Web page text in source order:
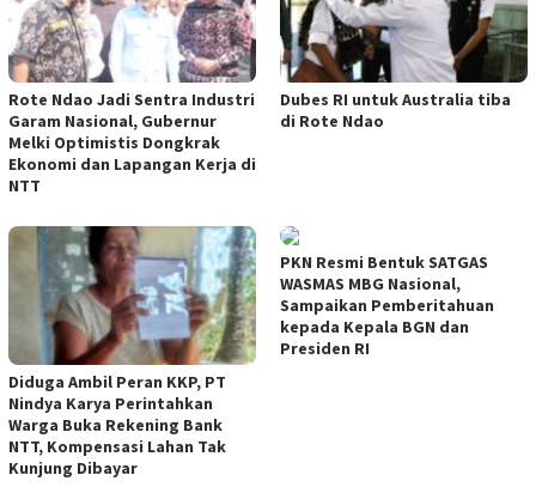
Rote Ndao Jadi Sentra Industri
Garam Nasional, Gubernur
Melki Optimistis Dongkrak
Ekonomi dan Lapangan Kerja di
NTT
Dubes RI untuk Australia tiba
di Rote Ndao
Diduga Ambil Peran KKP, PT
Nindya Karya Perintahkan
Warga Buka Rekening Bank
NTT, Kompensasi Lahan Tak
Kunjung Dibayar
PKN Resmi Bentuk SATGAS
WASMAS MBG Nasional,
Sampaikan Pemberitahuan
kepada Kepala BGN dan
Presiden RI